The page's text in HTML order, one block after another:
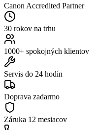
Canon Accredited Partner
30 rokov na trhu
1000+ spokojných klientov
Servis do 24 hodín
Doprava zadarmo
Záruka 12 mesiacov